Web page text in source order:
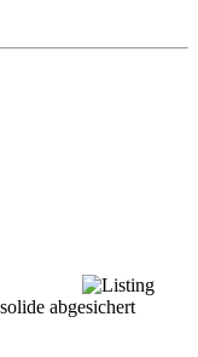
abgesichert